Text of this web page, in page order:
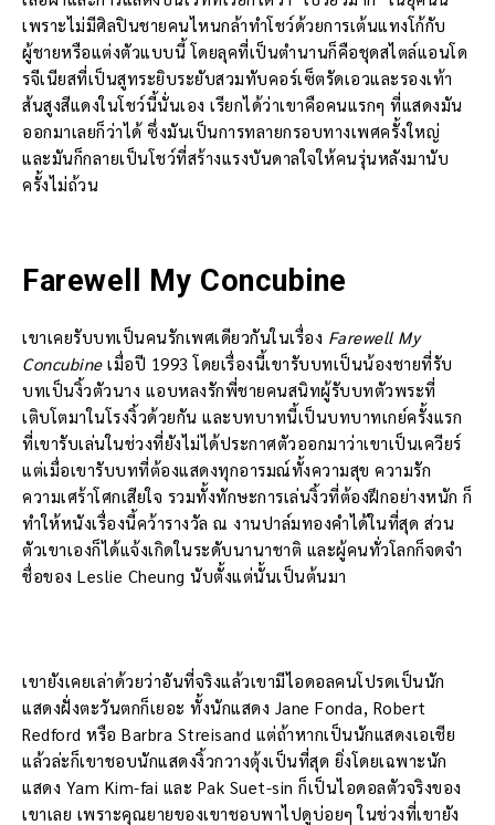
เพราะไม่มีศิลปินชายคนไหนกล้าทำโชว์ด้วยการเต้นแทงโก้กับ
ผู้ชายหรือแต่งตัวแบบนี้ โดยลุคที่เป็นตำนานก็คือชุดสไตล์แอนโด
รจีเนียสที่เป็นสูทระยิบระยับสวมทับคอร์เซ็ตรัดเอวและรองเท้า
ส้นสูงสีแดงในโชว์นี้นั่นเอง เรียกได้ว่าเขาคือคนแรกๆ ที่แสดงมัน
ออกมาเลยก็ว่าได้ ซึ่งมันเป็นการทลายกรอบทางเพศครั้งใหญ่
และมันก็กลายเป็นโชว์ที่สร้างแรงบันดาลใจให้คนรุ่นหลังมานับ
ครั้งไม่ถ้วน
Farewell My Concubine
เขาเคยรับบทเป็นคนรักเพศเดียวกันในเรื่อง Farewell My
Concubineเมื่อปี 1993 โดยเรื่องนี้เขารับบทเป็นน้องชายที่รับ
บทเป็นงิ้วตัวนาง แอบหลงรักพี่ชายคนสนิทผู้รับบทตัวพระที่
เติบโตมาในโรงงิ้วด้วยกัน และบทบาทนี้เป็นบทบาทเกย์ครั้งแรก
ที่เขารับเล่นในช่วงที่ยังไม่ได้ประกาศตัวออกมาว่าเขาเป็นเควียร์
แต่เมื่อเขารับบทที่ต้องแสดงทุกอารมณ์ทั้งความสุข ความรัก
ความเศร้าโศกเสียใจ รวมทั้งทักษะการเล่นงิ้วที่ต้องฝึกอย่างหนัก ก็
ทำให้หนังเรื่องนี้คว้ารางวัล ณ งานปาล์มทองคำได้ในที่สุด ส่วน
ตัวเขาเองก็ได้แจ้งเกิดในระดับนานาชาติ และผู้คนทั่วโลกก็จดจำ
ชื่อของ Leslie Cheung นับตั้งแต่นั้นเป็นต้นมา
เขายังเคยเล่าด้วยว่าอันที่จริงแล้วเขามีไอดอลคนโปรดเป็นนัก
แสดงฝั่งตะวันตกก็เยอะ ทั้งนักแสดง Jane Fonda, Robert
Redford หรือ Barbra Streisand แต่ถ้าหากเป็นนักแสดงเอเชีย
แล้วล่ะก็เขาชอบนักแสดงงิ้วกวางตุ้งเป็นที่สุด ยิ่งโดยเฉพาะนัก
แสดง Yam Kim-fai และ Pak Suet-sin ก็เป็นไอดอลตัวจริงของ
เขาเลย เพราะคุณยายของเขาชอบพาไปดูบ่อยๆ ในช่วงที่เขายัง